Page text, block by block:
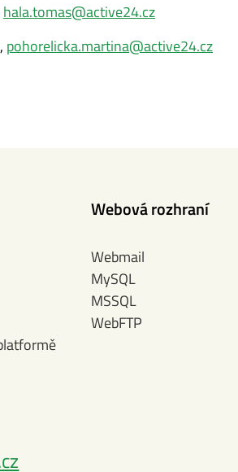
hala.tomas@active24.cz
pohorelicka.martina@active24.cz
Webová rozhraní
Webmail
MySQL
MSSQL
WebFTP